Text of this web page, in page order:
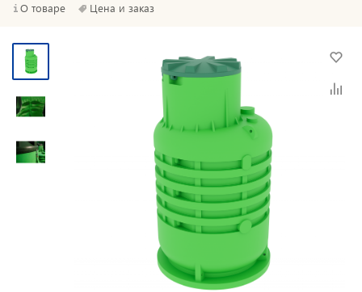
О товаре Цена и заказ